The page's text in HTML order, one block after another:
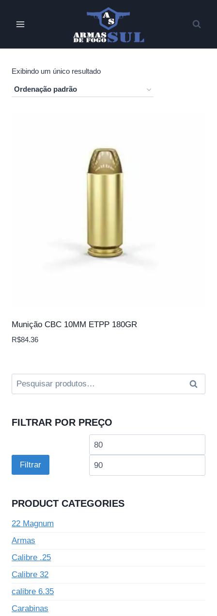
Exibindo um único resultado
Munição CBC 10MM ETPP 180GR
R$84.36
Pesquisar
por:
FILTRAR POR PREÇO
Preço
Filtrar
PRODUCT CATEGORIES
22 Magnum
Armas
Calibre .25
Calibre 32
calibre 6.35
Carabinas